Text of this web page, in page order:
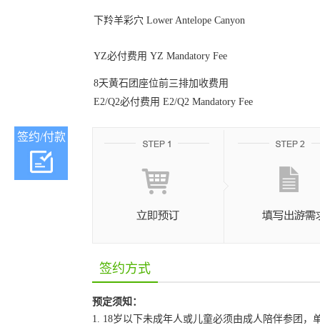
下羚羊彩穴 Lower Antelope Canyon
YZ必付费用 YZ Mandatory Fee
8天黄石团座位前三排加收费用
E2/Q2必付费用 E2/Q2 Mandatory Fee
签约/付款
签约方式
预定须知：
1. 18岁以下未成年人或儿童必须由成人陪伴参团